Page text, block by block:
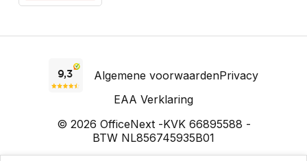
Algemene voorwaardenPrivacy
EAA Verklaring
© 2026 OfficeNext -KVK 66895588 -
BTW NL856745935B01